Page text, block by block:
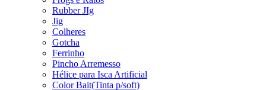
Rubber JIg
Jig
Colheres
Gotcha
Ferrinho
Pincho Arremesso
Hélice para Isca Artificial
Color Bait(Tinta p/soft)